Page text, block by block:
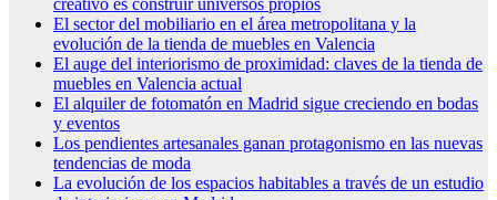
creativo es construir universos propios
El sector del mobiliario en el área metropolitana y la
evolución de la tienda de muebles en Valencia
El auge del interiorismo de proximidad: claves de la tienda de
muebles en Valencia actual
El alquiler de fotomatón en Madrid sigue creciendo en bodas
y eventos
Los pendientes artesanales ganan protagonismo en las nuevas
tendencias de moda
La evolución de los espacios habitables a través de un estudio